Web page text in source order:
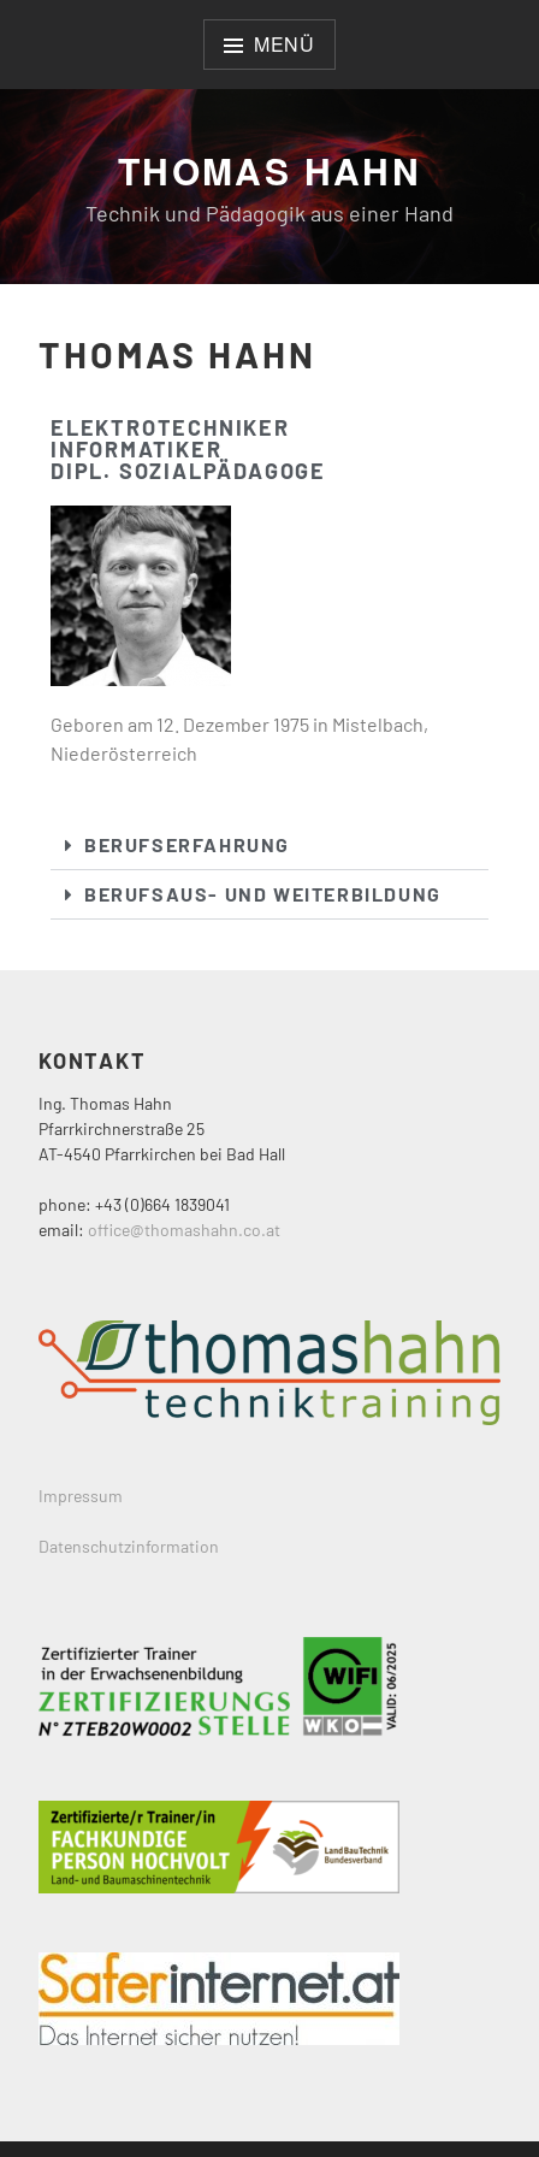
MENÜ
THOMAS HAHN
Technik und Pädagogik aus einer Hand
THOMAS HAHN
ELEKTROTECHNIKER
INFORMATIKER
DIPL. SOZIALPÄDAGOGE
Geboren am 12. Dezember 1975 in Mistelbach,
Niederösterreich
BERUFSERFAHRUNG
BERUFSAUS- UND WEITERBILDUNG
KONTAKT
Ing. Thomas Hahn
Pfarrkirchnerstraße 25
AT-4540 Pfarrkirchen bei Bad Hall
phone: +43 (0)664 1839041
email: office@thomashahn.co.at
Impressum
Datenschutzinformation